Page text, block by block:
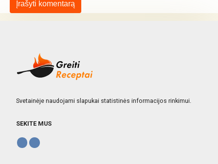
Svetainėje naudojami slapukai statistinės informacijos rinkimui.
SEKITE MUS